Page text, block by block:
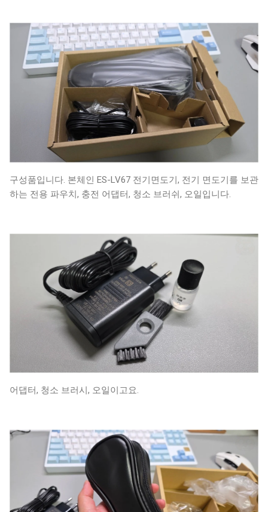
구성품입니다. 본체인 ES-LV67 전기면도기, 전기 면도기를 보관
하는 전용 파우치, 충전 어댑터, 청소 브러쉬, 오일입니다.
어댑터, 청소 브러시, 오일이고요.